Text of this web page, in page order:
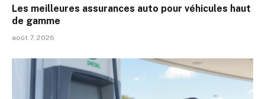
Les meilleures assurances auto pour véhicules haut
de gamme
août 7, 2026